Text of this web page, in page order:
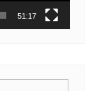
51:17